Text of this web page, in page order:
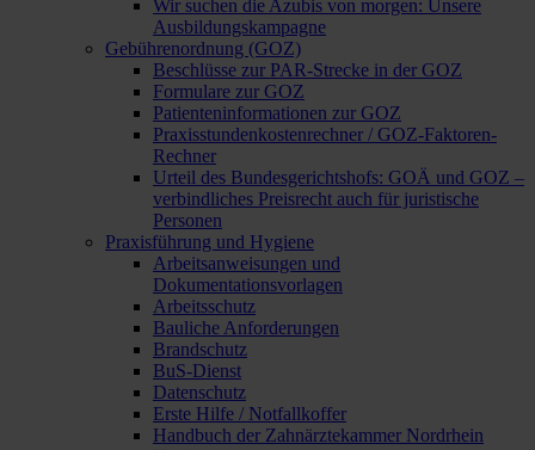
Wir suchen die Azubis von morgen: Unsere
Ausbildungskampagne
Gebührenordnung (GOZ)
Beschlüsse zur PAR-Strecke in der GOZ
Formulare zur GOZ
Patienteninformationen zur GOZ
Praxisstundenkostenrechner / GOZ-Faktoren-
Rechner
Urteil des Bundesgerichtshofs: GOÄ und GOZ –
verbindliches Preisrecht auch für juristische
Personen
Praxisführung und Hygiene
Arbeitsanweisungen und
Dokumentationsvorlagen
Arbeitsschutz
Bauliche Anforderungen
Brandschutz
BuS-Dienst
Datenschutz
Erste Hilfe / Notfallkoffer
Handbuch der Zahnärztekammer Nordrhein